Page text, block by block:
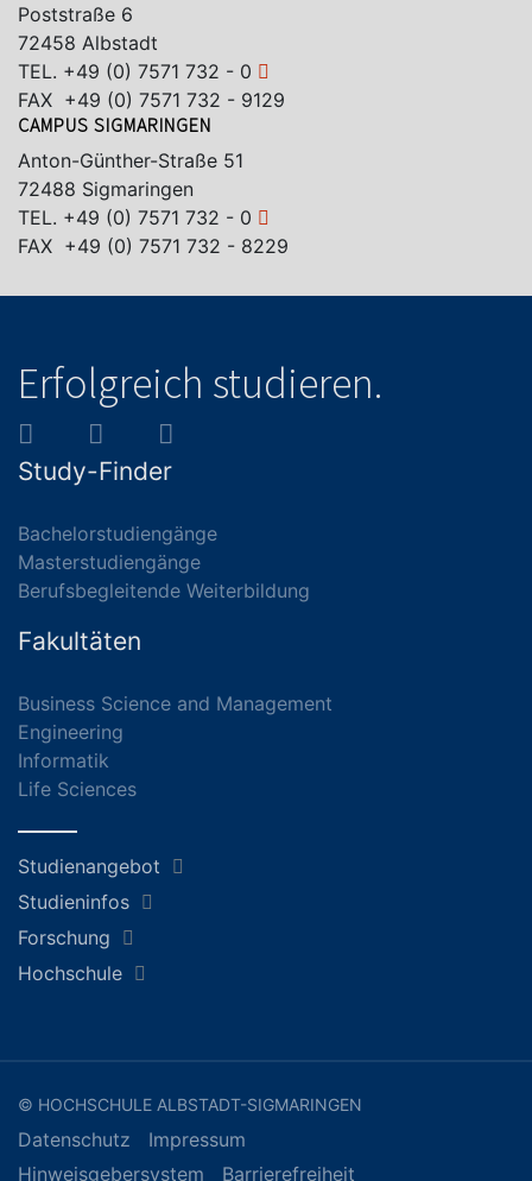
Poststraße 6
72458 Albstadt
TEL. +49 (0) 7571 732 - 0
FAX +49 (0) 7571 732 - 9129
CAMPUS SIGMARINGEN
Anton-Günther-Straße 51
72488 Sigmaringen
TEL. +49 (0) 7571 732 - 0
FAX +49 (0) 7571 732 - 8229
Erfolgreich studieren.
Study-Finder
Bachelorstudiengänge
Masterstudiengänge
Berufsbegleitende Weiterbildung
Fakultäten
Business Science and Management
Engineering
Informatik
Life Sciences
Studienangebot
Studieninfos
Forschung
Hochschule
© HOCHSCHULE ALBSTADT-SIGMARINGEN
Datenschutz
Impressum
Hinweisgebersystem
Barrierefreiheit